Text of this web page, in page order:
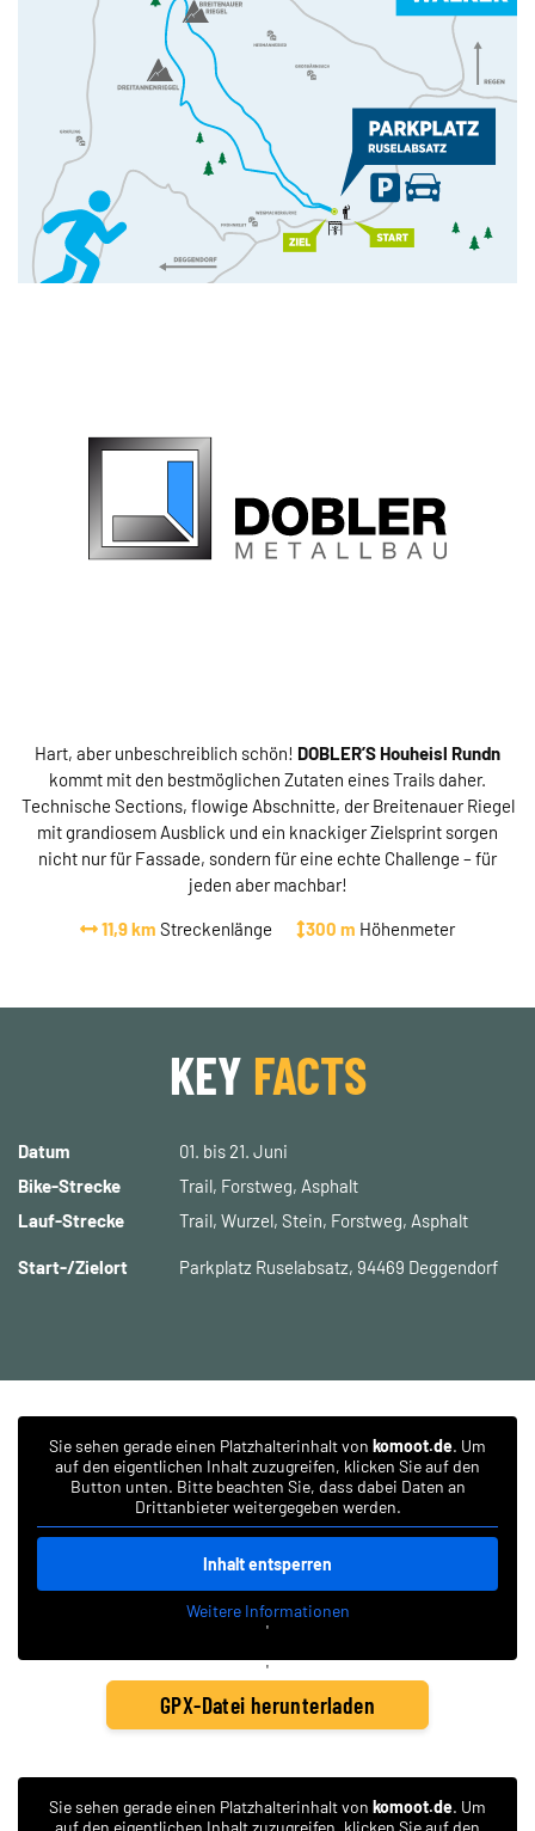
Hart, aber unbeschreiblich schön! DOBLER’S Houheisl Rundn
kommt mit den bestmöglichen Zutaten eines Trails daher.
Technische Sections, flowige Abschnitte, der Breitenauer Riegel
mit grandiosem Ausblick und ein knackiger Zielsprint sorgen
nicht nur für Fassade, sondern für eine echte Challenge – für
jeden aber machbar!
11,9 km Streckenlänge 300 m Höhenmeter
KEY FACTS
Datum
01. bis 21. Juni
Bike-Strecke
Trail, Forstweg, Asphalt
Lauf-Strecke
Trail, Wurzel, Stein, Forstweg, Asphalt
Start-/Zielort Parkplatz Ruselabsatz, 94469 Deggendorf
Sie sehen gerade einen Platzhalterinhalt von komoot.de. Um
auf den eigentlichen Inhalt zuzugreifen, klicken Sie auf den
Button unten. Bitte beachten Sie, dass dabei Daten an
Drittanbieter weitergegeben werden.
Inhalt entsperren
Weitere Informationen
'
'
GPX-Datei herunterladen
Sie sehen gerade einen Platzhalterinhalt von komoot.de. Um
auf den eigentlichen Inhalt zuzugreifen, klicken Sie auf den